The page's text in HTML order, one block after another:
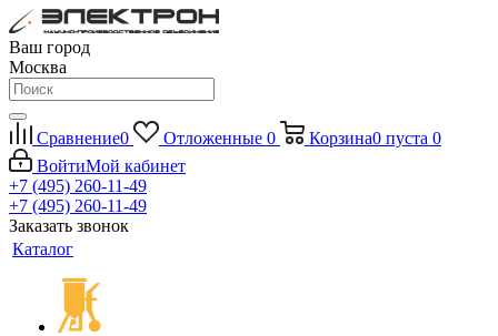
Ваш город
Москва
Сравнение0 Отложенные 0 Корзина0 пуста 0
ВойтиМой кабинет
+7 (495) 260-11-49
+7 (495) 260-11-49
Заказать звонок
Каталог